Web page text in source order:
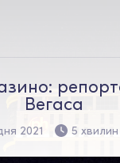
Вегаса
2021 5